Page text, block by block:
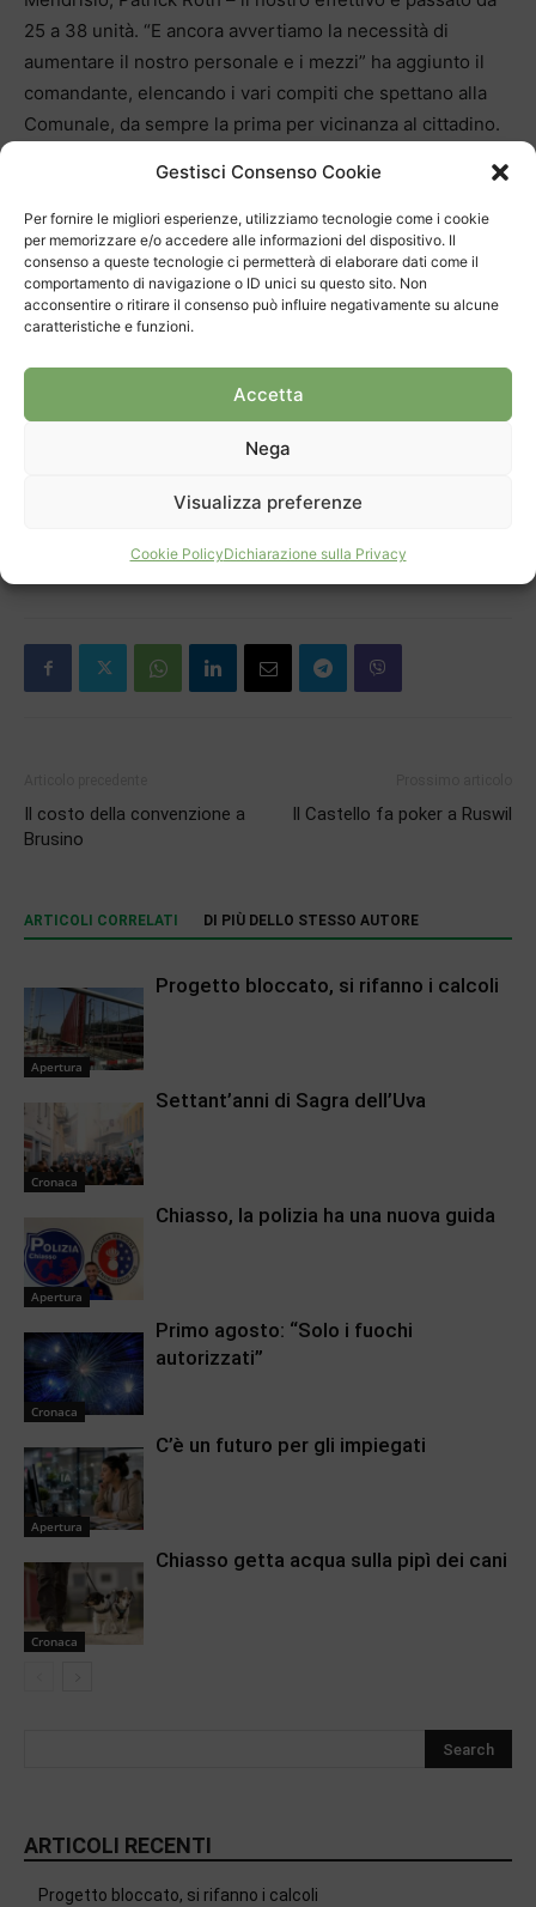
Gestisci Consenso Cookie
Per fornire le migliori esperienze, utilizziamo tecnologie come i cookie
per memorizzare e/o accedere alle informazioni del dispositivo. Il
consenso a queste tecnologie ci permetterà di elaborare dati come il
comportamento di navigazione o ID unici su questo sito. Non
acconsentire o ritirare il consenso può influire negativamente su alcune
caratteristiche e funzioni.
Accetta
Nega
Visualizza preferenze
Cookie PolicyDichiarazione sulla Privacy
25 a 38 unità. “E ancora avvertiamo la necessità di
aumentare il nostro personale e i mezzi” ha aggiunto il
comandante, elencando i vari compiti che spettano alla
Comunale, da sempre la prima per vicinanza al cittadino.
stati evocati i due valichi principali di Chiasso e Stabio, le
continue incursioni di bande che provengono dalla
Lombardia e dai Paesi dell’Est per commettere furti e
rapine, la “spada di Damocle” del ponte-diga di Melide
per quanto riguarda gli ingorghi del traffico e quindi
dal Luganese in casi di emergenza. Per contrastare
queste pressioni, la regionalizzazione con mobilità
Il costo della convenzione a
Brusino
Il Castello fa poker a Ruswil
ARTICOLI CORRELATI DI PIÙ DELLO STESSO AUTORE
Apertura
Progetto bloccato, si rifanno i calcoli
Cronaca
Settant’anni di Sagra dell’Uva
Apertura
Chiasso, la polizia ha una nuova guida
Cronaca
Primo agosto: “Solo i fuochi
autorizzati”
Apertura
C’è un futuro per gli impiegati
Cronaca
Chiasso getta acqua sulla pipì dei cani
ARTICOLI RECENTI
Progetto bloccato, si rifanno i calcoli